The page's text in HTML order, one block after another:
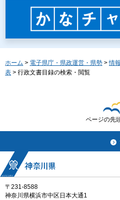
ホーム > 電子県庁・県政運営・県勢 >情
表 > 行政文書目録の検索・閲覧
ページの先
〒231-8588
神奈川県横浜市中区日本大通1